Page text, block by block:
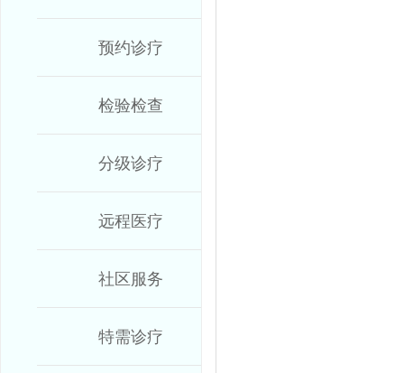
预约诊疗
检验检查
分级诊疗
远程医疗
社区服务
特需诊疗